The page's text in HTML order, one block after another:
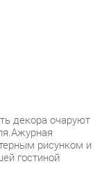
рисунком и
гостиной
информации